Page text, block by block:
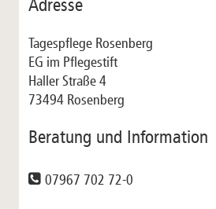
Adresse
Tagespflege Rosenberg
EG im Pflegestift
Haller Straße 4
73494 Rosenberg
Beratung und Information
07967 702 72-0